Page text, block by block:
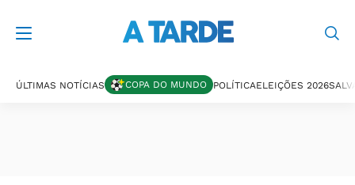
ÚLTIMAS NOTÍCIAS COPA DO MUNDO POLÍTICAELEIÇÕES 2026